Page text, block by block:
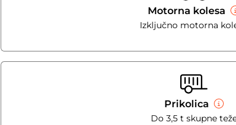
Motorna kolesa
Izključno motorna
Prikolica
Do 3,5 t skupne